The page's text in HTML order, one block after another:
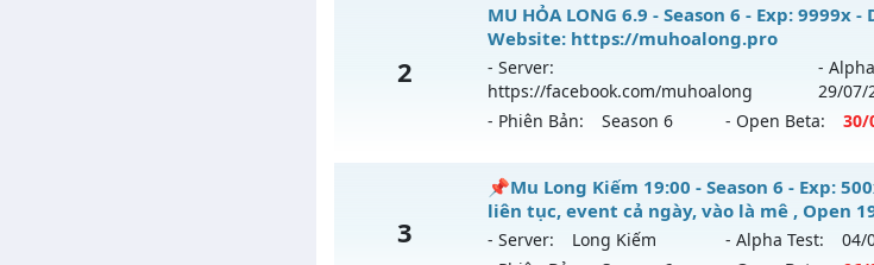
__MU SÀI GÒN__ - LÂU DÀI, CHƠI LÀ
Mu mới ra tháng 07 2026 - Mở máy chủ
Exp: 200x - Drop: 20%
Thể loại: Mu Nguyên bản Webzen
Antihack: AntiShark
2
MU HỎA LONG 6.9 - Season 6 - Exp: 9999x
Website: https://muhoalong.pro
- Server:
https://facebook.com/muhoalong
-
29/07/
- Phiên Bản:
Season 6 - Open Beta: 30/
MU HỎA LONG 6.9 - 🌍 Website: https://
Mu mới ra tháng 07 2026 - Mở máy chủ
ngày 30/07/2626
3
📌Mu Long Kiếm 19:00 - Season 6 - Exp:
liên tục, event cả ngày, vào là mê , Open
- Server: Long Kiếm - Alpha Test: 04/